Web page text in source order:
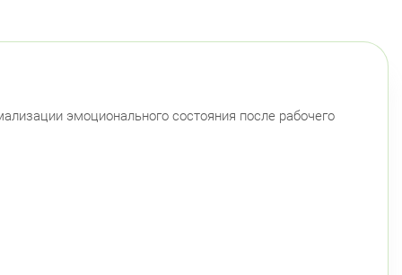
Большевиков
район
эмоционального состояния после рабочего